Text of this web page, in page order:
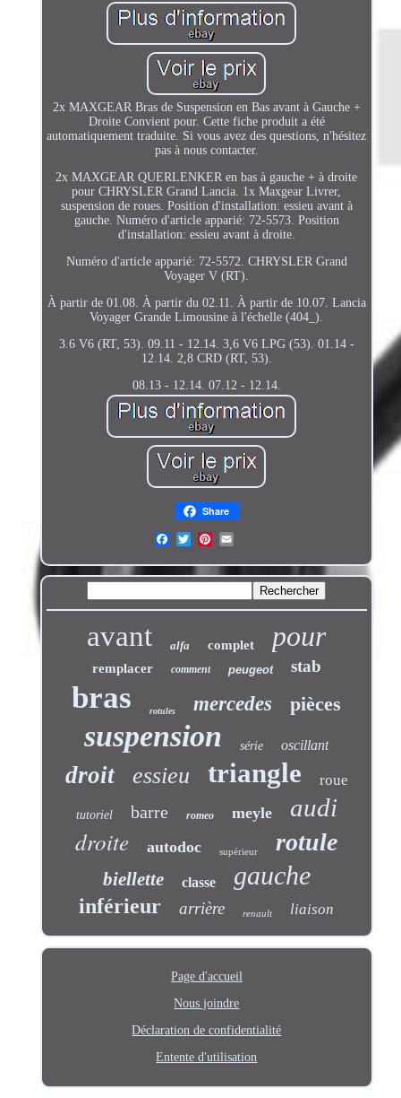
2x MAXGEAR Bras de Suspension en Bas avant à Gauche +
Droite Convient pour. Cette fiche produit a été
automatiquement traduite. Si vous avez des questions, n'hésitez
pas à nous contacter.
2x MAXGEAR QUERLENKER en bas à gauche + à droite
pour CHRYSLER Grand Lancia. 1x Maxgear Livrer,
suspension de roues. Position d'installation: essieu avant à
gauche. Numéro d'article apparié: 72-5573. Position
d'installation: essieu avant à droite.
Numéro d'article apparié: 72-5572. CHRYSLER Grand
Voyager V (RT).
À partir de 01.08. À partir du 02.11. À partir de 10.07. Lancia
Voyager Grande Limousine à l'échelle (404_).
3.6 V6 (RT, 53). 09.11 - 12.14. 3,6 V6 LPG (53). 01.14 -
12.14. 2,8 CRD (RT, 53).
08.13 - 12.14. 07.12 - 12.14.
Share
avant alfa complet pour
remplacer comment peugeot stab
bras rotules mercedes pièces
suspension série oscillant
droit essieu triangle roue
tutoriel barre romeo meyle audi
droite autodoc supérieur rotule
biellette classe gauche
inférieur arrière renault liaison
Page d'accueil
Nous joindre
Déclaration de confidentialité
Entente d'utilisation